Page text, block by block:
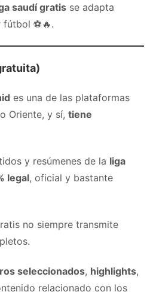
saudí gratis se adapta
⚽🔥.
es una de las plataformas
Oriente, y sí, tiene
y resúmenes de la liga
legal, oficial y bastante
no siempre transmite
seleccionados, highlights,
relacionado con los